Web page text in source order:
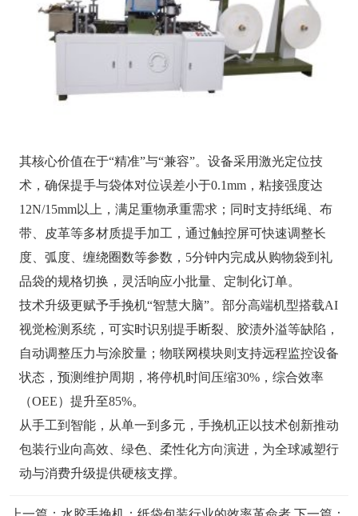
其核心价值在于“精准”与“兼容”。设备采用激光定位技
术，确保提手与袋体对位误差小于0.1mm，粘接强度达
12N/15mm以上，满足重物承重需求；同时支持纸绳、布
带、皮革等多材质提手加工，通过触控屏可快速调整长
度、弧度、缠绕圈数等参数，5分钟内完成从购物袋到礼
品袋的规格切换，灵活响应小批量、定制化订单。
技术升级更赋予手挽机“智慧大脑”。部分高端机型搭载AI
视觉检测系统，可实时识别提手断裂、胶渍外溢等缺陷，
自动调整压力与涂胶量；物联网模块则支持远程监控设备
状态，预测维护周期，将停机时间压缩30%，综合效率
（OEE）提升至85%。
从手工到智能，从单一到多元，手挽机正以技术创新推动
包装行业向高效、绿色、柔性化方向演进，为全球减塑行
动与消费升级提供硬核支撑。